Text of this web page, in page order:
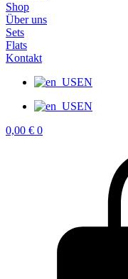
Shop
Über uns
Sets
Flats
Kontakt
EN
EN
0,00 € 0